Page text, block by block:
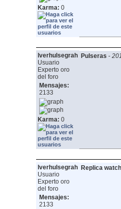
Karma: 0
lverhulsegrah
Usuario
Experto oro
del foro
Mensajes:
2133
Karma: 0
Pulseras -
lverhulsegrah
Usuario
Experto oro
del foro
Mensajes:
2133
Replica